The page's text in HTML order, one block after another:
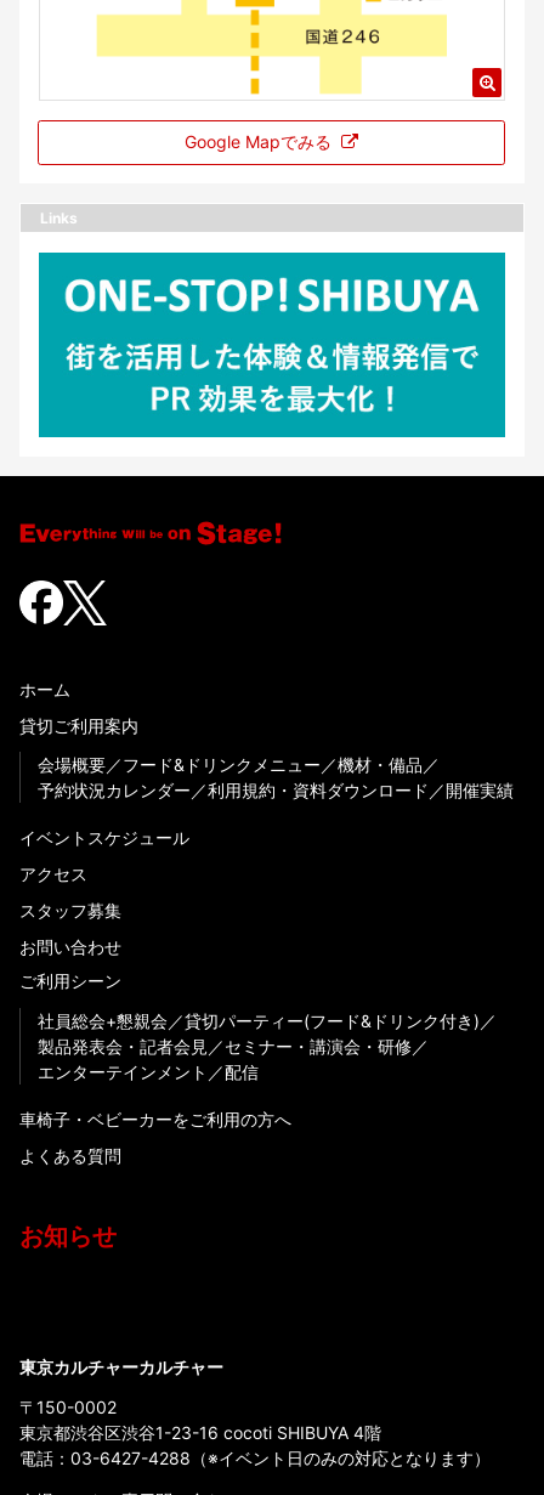
Google Mapでみる
Links
ホーム
貸切ご利用案内
会場概要
フード&ドリンクメニュー
機材・備品
予約状況カレンダー
利用規約・資料ダウンロード 開催実績
イベントスケジュール
アクセス
スタッフ募集
お問い合わせ
ご利用シーン
社員総会+懇親会
貸切パーティー(フード&ドリンク付き)
製品発表会・記者会見
セミナー・講演会・研修
エンターテインメント
配信
車椅子・ベビーカーをご利用の方へ
よくある質問
お知らせ
東京カルチャーカルチャー
〒150-0002
東京都渋谷区渋谷1-23-16 cocoti SHIBUYA 4階
電話： 03-6427-4288 （※イベント日のみの対応となります）